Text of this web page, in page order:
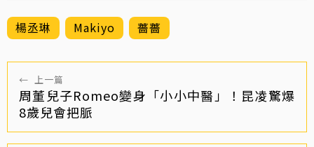
楊丞琳 Makiyo 薔薔
← 上一篇
周董兒子Romeo變身「小小中醫」！昆凌驚爆
8歲兒會把脈